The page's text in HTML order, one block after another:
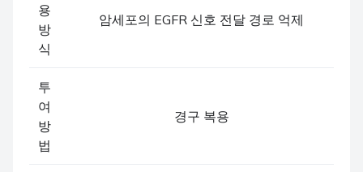
용
방
식
암세포의 EGFR 신호 전달 경로 억제
투
여
방
법
경구 복용